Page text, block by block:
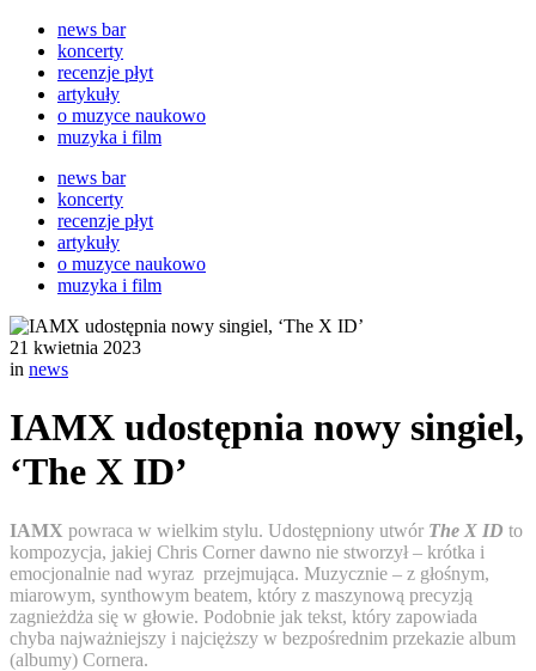
news bar
koncerty
recenzje płyt
artykuły
o muzyce naukowo
muzyka i film
news bar
koncerty
recenzje płyt
artykuły
o muzyce naukowo
muzyka i film
21 kwietnia 2023
in news
IAMX udostępnia nowy singiel,
‘The X ID’
IAMX powraca w wielkim stylu. Udostępniony utwór The X ID to
kompozycja, jakiej Chris Corner dawno nie stworzył – krótka i
emocjonalnie nad wyraz przejmująca. Muzycznie – z głośnym,
miarowym, synthowym beatem, który z maszynową precyzją
zagnieżdża się w głowie. Podobnie jak tekst, który zapowiada
chyba najważniejszy i najcięższy w bezpośrednim przekazie album
(albumy) Cornera.